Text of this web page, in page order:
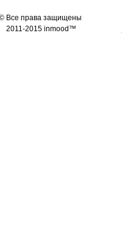
Все права защищены
2011-2015 inmood™